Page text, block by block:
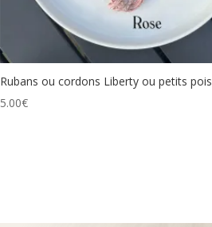
Rubans ou cordons Liberty ou petits pois
5.00€